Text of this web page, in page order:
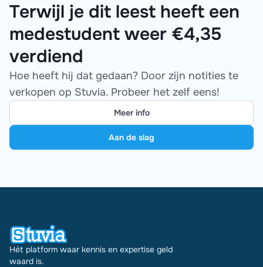
Terwijl je dit leest heeft een
medestudent weer €4,35
verdiend
Hoe heeft hij dat gedaan? Door zijn notities te
verkopen op Stuvia. Probeer het zelf eens!
Meer info
Aan de slag
Hét platform waar kennis en expertise geld
waard is.